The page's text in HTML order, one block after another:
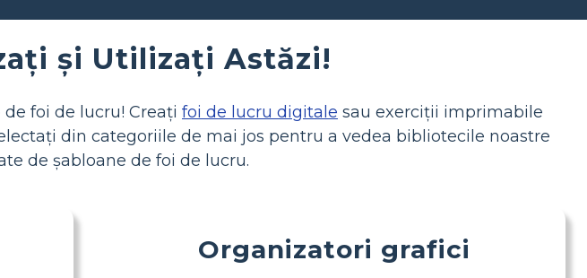
și Utilizați Astăzi!
foi de lucru! Creați foi de lucru digitale sau exerciții imprimabile
din categoriile de mai jos pentru a vedea bibliotecile noastre
de șabloane de foi de lucru.
Organizatori grafici